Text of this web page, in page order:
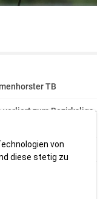
TB
verliert zum Bezirksliga-
Wochenende
macht sich bereit
von
diese stetig zu